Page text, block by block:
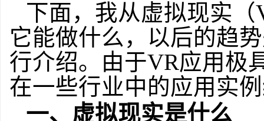
下面，我从虚拟现实
它能做什么，以后的趋
行介绍。由于VR应用极
在一些行业中的应用实
一、虚拟现实是什么